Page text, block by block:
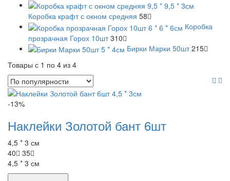
Коробка крафт с окном средняя 58
Коробка
прозрачная Горох 10шт 310
Бирки Марки 50шт 215
Товары с 1 по 4 из 4
-13%
Наклейки Золотой бант 6шт
4,5 * 3 см
40
35
4,5 * 3 см